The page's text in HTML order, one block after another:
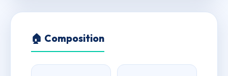
🏠 Composition